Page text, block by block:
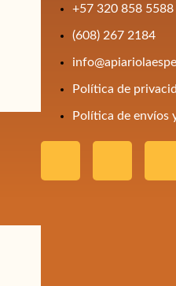
+57 320 858 5588
(608) 267 2184
Política de
Política de envíos